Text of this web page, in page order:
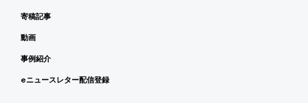
寄稿記事
動画
事例紹介
eニュースレター配信登録